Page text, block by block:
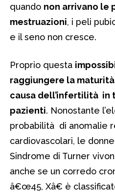
quando non arrivano le
mestruazioni, i peli
e il seno non cresce.
Proprio questa
raggiungere la
causa dell’infertilità in
pazienti. Nonostante
probabilità di anomalie
cardiovascolari, le
Sindrome di Turner
anche se un corredo
â€œ45, Xâ€ è